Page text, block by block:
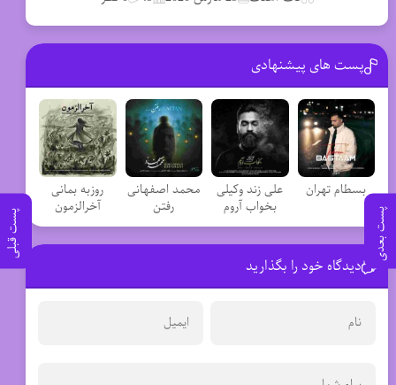
پست بعدی پست قبلی
پست های پیشنهادی
بسطام تهران
علی زند وکیلی
بخواب آروم
محمد اصفهانی
رفتن
روزبه بمانی
آخرالزمون
دیدگاه خود را بگذارید